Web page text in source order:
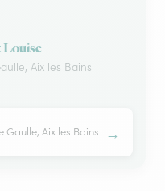
Louise
Aix les Bains
Gaulle, Aix les Bains →